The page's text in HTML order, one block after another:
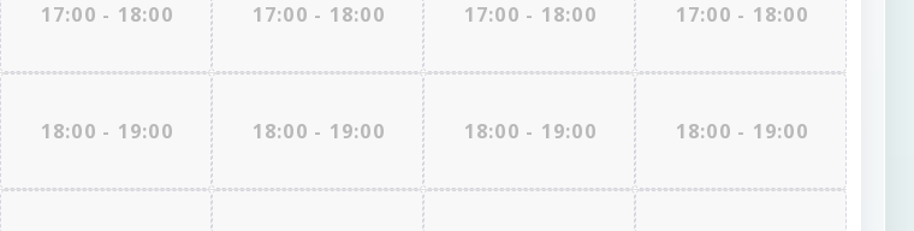
17:00 - 18:00 17:00 - 18:00 17:00 - 18:00 17:00 - 18:00
18:00 - 19:00 18:00 - 19:00 18:00 - 19:00 18:00 - 19:00